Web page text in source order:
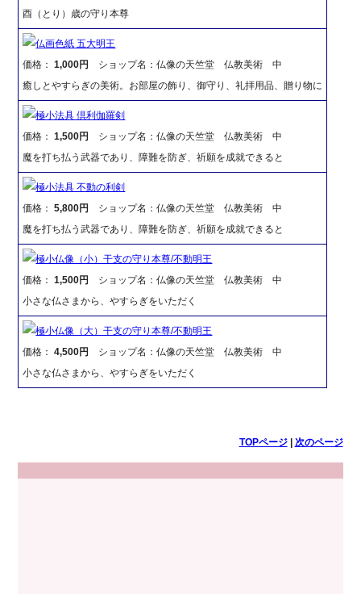
酉（とり）歳の守り本尊
仏画色紙 五大明王
価格：1,000円
ショップ名：仏像の天竺堂 仏教美術 中
癒しとやすらぎの美術。お部屋の飾り、御守り、礼拝用品、贈り物に
極小法具 倶利伽羅剣
価格：1,500円
ショップ名：仏像の天竺堂 仏教美術 中
魔を打ち払う武器であり、障難を防ぎ、祈願を成就できると
極小法具 不動の利剣
価格：5,800円
ショップ名：仏像の天竺堂 仏教美術 中
魔を打ち払う武器であり、障難を防ぎ、祈願を成就できると
極小仏像（小）干支の守り本尊/不動明王
価格：1,500円
ショップ名：仏像の天竺堂 仏教美術 中
小さな仏さまから、やすらぎをいただく
極小仏像（大）干支の守り本尊/不動明王
価格：4,500円
ショップ名：仏像の天竺堂 仏教美術 中
小さな仏さまから、やすらぎをいただく
TOPページ| 次のページ